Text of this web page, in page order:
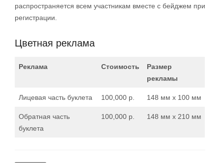
распространяется всем участникам вместе с бейджем при
регистрации.
Цветная реклама
Реклама Стоимость
Размер
рекламы
Лицевая часть буклета 100,000 р. 148 мм x 100 мм
Обратная часть
буклета
100,000 р. 148 мм x 210 мм